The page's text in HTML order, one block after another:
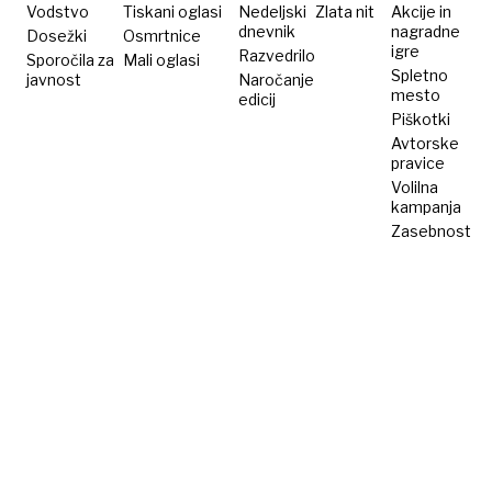
Vodstvo
Dosežki
Sporočila za
javnost
Tiskani oglasi
Osmrtnice
Mali oglasi
Nedeljski
dnevnik
Razvedrilo
Naročanje
edicij
Zlata nit
Akcije in
nagradne
igre
Spletno
mesto
Piškotki
Avtorske
pravice
Volilna
kampanja
Zasebnost